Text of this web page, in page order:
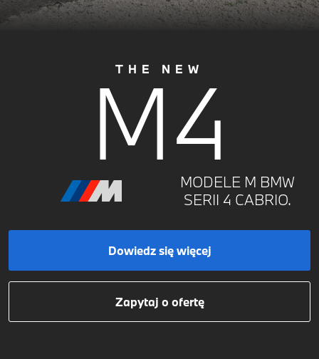
THE NEW
M4MODELE M BMW
SERII 4 CABRIO.
Dowiedz się więcej
Zapytaj o ofertę